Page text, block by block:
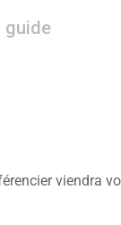
guide
viendra